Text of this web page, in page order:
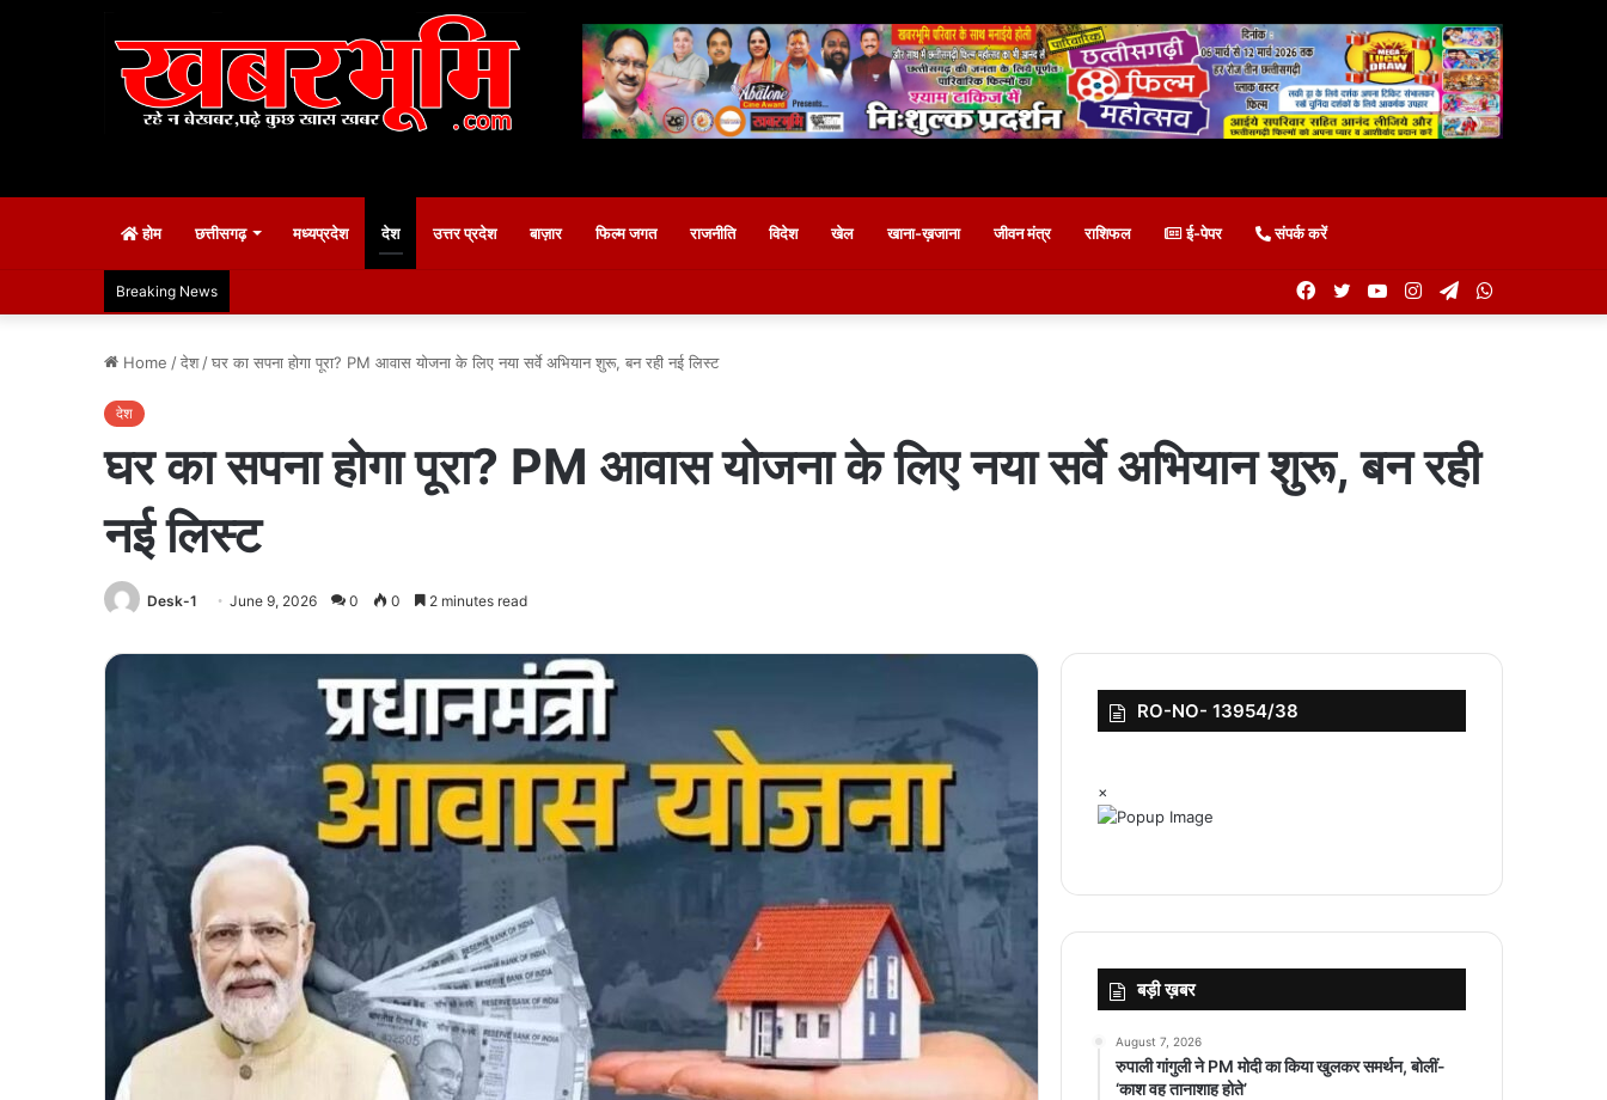
होम छत्तीसगढ़ मध्यप्रदेश देश उत्तर प्रदेश बाज़ार फिल्म जगत राजनीति विदेश खेल खाना-ख़जाना जीवन मंत्र राशिफल ई-पेपर संपर्क करें
Breaking News Telegram
Instagram
YouTube
Twitter
Facebook
Home /देश /घर का सपना होगा पूरा? PM आवास योजना के लिए नया सर्वे अभियान शुरू, बन रही नई लिस्ट
देश
घर का सपना होगा पूरा? PM आवास योजना के लिए नया सर्वे अभियान शुरू, बन रही
नई लिस्ट
Desk-1 June 9, 2026 0 0 2 minutes read
RO-NO- 13954/38
×
बड़ी ख़बर
August 7, 2026
रुपाली गांगुली ने PM मोदी का किया खुलकर समर्थन, बोलीं-
‘काश वह तानाशाह होते’